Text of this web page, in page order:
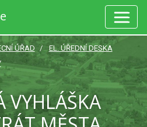
ÚŘAD
EL. ÚŘEDNÍ DESKA
VYHLÁŠKA